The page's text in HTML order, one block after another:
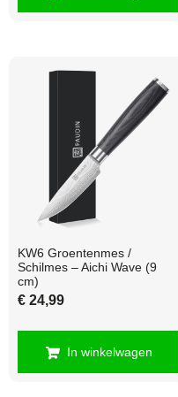
KW6 Groentenmes /
Schilmes – Aichi Wave (9
cm)
€ 24,99
In winkelwagen